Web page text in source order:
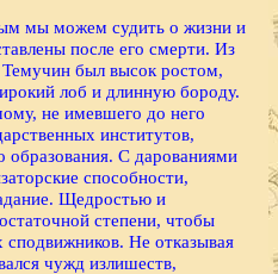
мы можем судить о жизни и
после его смерти. Из
был высок ростом,
лоб и длинную бороду.
не имевшего до него
институтов,
С дарованиями
способности,
Щедростью и
степени, чтобы
сподвижников. Не отказывая
чужд излишеств,